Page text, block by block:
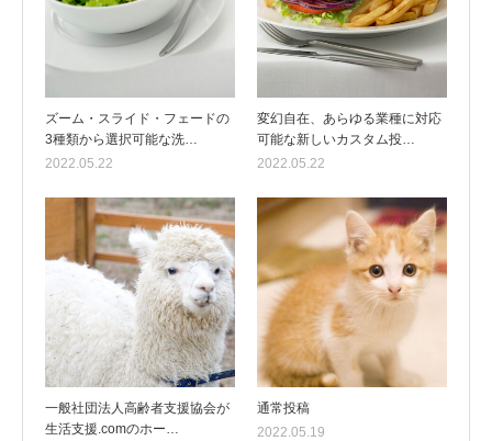
ズーム・スライド・フェードの
3種類から選択可能な洗…
2022.05.22
変幻自在、あらゆる業種に対応
可能な新しいカスタム投…
2022.05.22
一般社団法人高齢者支援協会が
生活支援.comのホー…
通常投稿
2022.05.19